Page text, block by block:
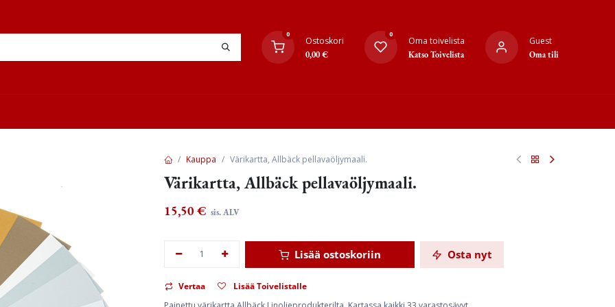
0
Ostoskori
0,00€
0
Oma toivelista
Katso Toivelista
Guest
Oma tili
Kauppa Värikartta, Allbäck pellavaöljymaali.
Värikartta, Allbäck pellavaöljymaali.
15,50 € sis. ALV
Lisää ostoskoriin Osta nyt
Vertaa
Lisää Toivelistalle